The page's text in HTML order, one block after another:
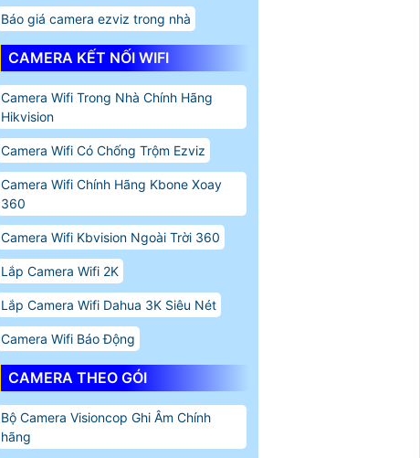
Báo giá camera ezviz trong nhà
CAMERA KẾT NỐI WIFI
Camera Wifi Trong Nhà Chính Hãng
Hikvision
Camera Wifi Có Chống Trộm Ezviz
Camera Wifi Chính Hãng Kbone Xoay
360
Camera Wifi Kbvision Ngoài Trời 360
Lắp Camera Wifi 2K
Lắp Camera Wifi Dahua 3K Siêu Nét
Camera Wifi Báo Động
CAMERA THEO GÓI
Bộ Camera Visioncop Ghi Âm Chính
hãng